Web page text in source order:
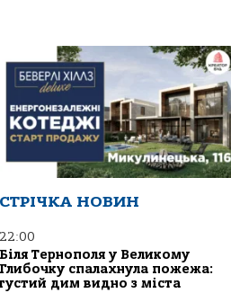
СТРІЧКА НОВИН
22:00
Біля Тернополя у Великому
Глибочку спалахнула пожежа:
густий дим видно з міста